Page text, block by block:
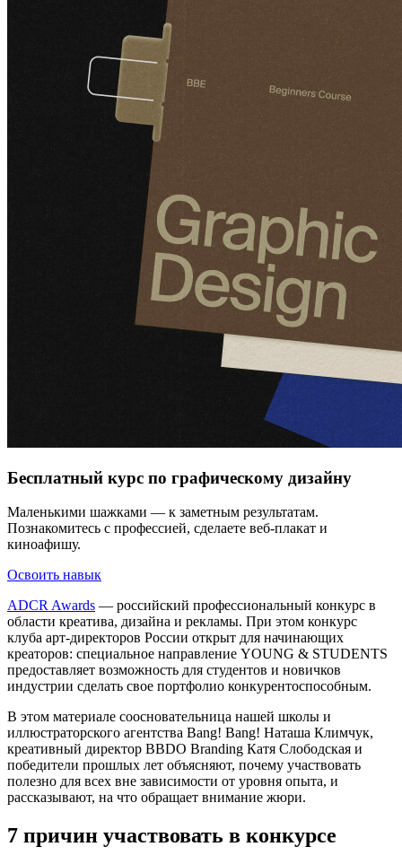
Бесплатный курс по графическому дизайну
Маленькими шажками — к заметным результатам.
Познакомитесь с профессией, сделаете веб-плакат и
киноафишу.
Освоить навык
ADCR Awards — российский профессиональный конкурс в
области креатива, дизайна и рекламы. При этом конкурс
клуба арт-директоров России открыт для начинающих
креаторов: специальное направление YOUNG & STUDENTS
предоставляет возможность для студентов и новичков
индустрии сделать свое портфолио конкурентоспособным.
В этом материале соосновательница нашей школы и
иллюстраторского агентства Bang! Bang! Наташа Климчук,
креативный директор BBDO Branding Катя Слободская и
победители прошлых лет объясняют, почему участвовать
полезно для всех вне зависимости от уровня опыта, и
рассказывают, на что обращает внимание жюри.
7 причин участвовать в конкурсе